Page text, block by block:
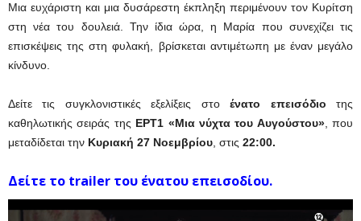
Μια ευχάριστη και μια δυσάρεστη έκπληξη περιμένουν τον Κυρίτση
στη νέα του δουλειά. Την ίδια ώρα, η Μαρία που συνεχίζει τις
επισκέψεις της στη φυλακή, βρίσκεται αντιμέτωπη με έναν μεγάλο
κίνδυνο.
Δείτε τις συγκλονιστικές εξελίξεις στοένατο επεισόδιο της
καθηλωτικής σειράς της ΕΡΤ1 «Μια νύχτα του Αυγούστου», που
μεταδίδεται την Κυριακή 27 Νοεμβρίου , στις 22:00.
Δείτε το trailer του ένατου επεισοδίου.
Πρόγραμμα